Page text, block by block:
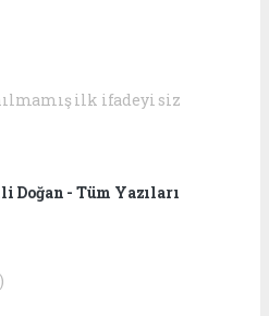
ilk ifadeyi siz
Doğan - Tüm Yazıları